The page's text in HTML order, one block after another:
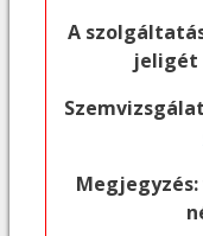
A
jeligét